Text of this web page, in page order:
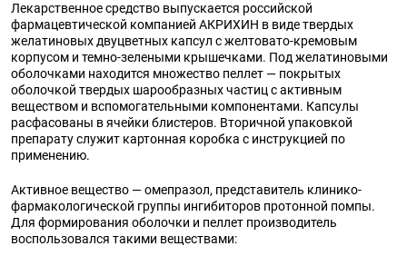
Лекарственное средство выпускается российской
фармацевтической компанией АКРИХИН в виде твердых
желатиновых двуцветных капсул с желтовато-кремовым
корпусом и темно-зелеными крышечками. Под желатиновыми
оболочками находится множество пеллет — покрытых
оболочкой твердых шарообразных частиц с активным
веществом и вспомогательными компонентами. Капсулы
расфасованы в ячейки блистеров. Вторичной упаковкой
препарату служит картонная коробка с инструкцией по
применению.
Активное вещество — омепразол, представитель клинико-
фармакологической группы ингибиторов протонной помпы.
Для формирования оболочки и пеллет производитель
воспользовался такими веществами: